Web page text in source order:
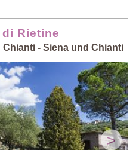
Rietine
Chianti - Siena und Chianti
>